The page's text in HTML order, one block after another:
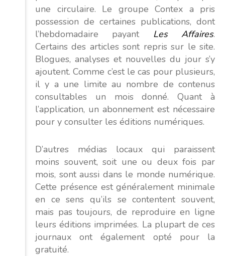
une circulaire. Le groupe Contex a pris
possession de certaines publications, dont
l’hebdomadaire payant Les Affaires.
Certains des articles sont repris sur le site.
Blogues, analyses et nouvelles du jour s’y
ajoutent. Comme c’est le cas pour plusieurs,
il y a une limite au nombre de contenus
consultables un mois donné. Quant à
l’application, un abonnement est nécessaire
pour y consulter les éditions numériques.
D’autres médias locaux qui paraissent
moins souvent, soit une ou deux fois par
mois, sont aussi dans le monde numérique.
Cette présence est généralement minimale
en ce sens qu’ils se contentent souvent,
mais pas toujours, de reproduire en ligne
leurs éditions imprimées. La plupart de ces
journaux ont également opté pour la
gratuité.